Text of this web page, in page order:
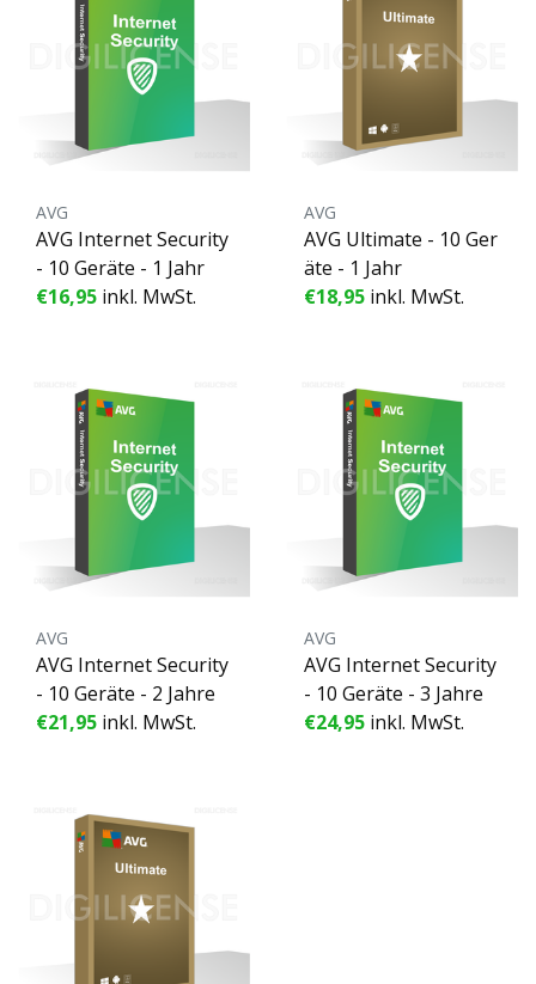
AVG
AVG Internet Security
- 10 Geräte - 1 Jahr
€16,95 inkl. MwSt.
AVG
AVG Ultimate - 10 Ger
äte - 1 Jahr
€18,95 inkl. MwSt.
AVG
AVG Internet Security
- 10 Geräte - 2 Jahre
€21,95 inkl. MwSt.
AVG
AVG Internet Security
- 10 Geräte - 3 Jahre
€24,95 inkl. MwSt.